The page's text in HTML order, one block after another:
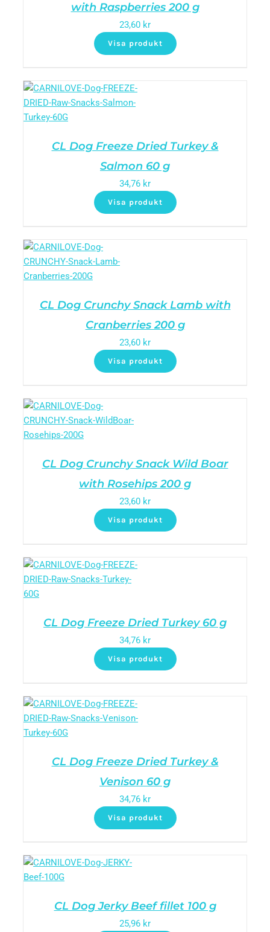
with Raspberries 200 g
23,60 kr
Visa produkt
CL Dog Freeze Dried Turkey &
Salmon 60 g
34,76 kr
Visa produkt
CL Dog Crunchy Snack Lamb with
Cranberries 200 g
23,60 kr
Visa produkt
CL Dog Crunchy Snack Wild Boar
with Rosehips 200 g
23,60 kr
Visa produkt
CL Dog Freeze Dried Turkey 60 g
34,76 kr
Visa produkt
CL Dog Freeze Dried Turkey &
Venison 60 g
34,76 kr
Visa produkt
CL Dog Jerky Beef fillet 100 g
25,96 kr